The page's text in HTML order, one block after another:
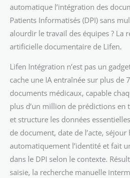
automatique l’intégration des
Patients Informatisés (DPI) sans
alourdir le travail des équipes ? La
artificielle documentaire de Lifen.
Lifen Intégration n’est pas un
cache une IA entraînée sur plus de
documents médicaux, capable
plus d’un million de prédictions en
et structure les données
de document, date de l’acte,
automatiquement l’identité et fait
dans le DPI selon le contexte.
saisie, la recherche manuelle